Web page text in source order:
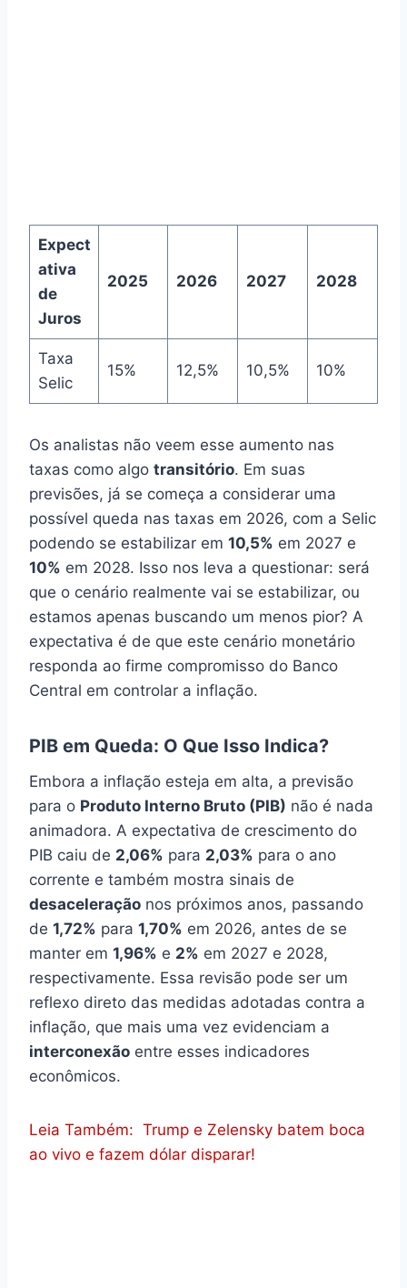
Expect
ativa
de
Juros
2025 2026 2027 2028
Taxa
Selic
15% 12,5% 10,5% 10%
Os analistas não veem esse aumento nas
taxas como algo transitório. Em suas
previsões, já se começa a considerar uma
possível queda nas taxas em 2026, com a Selic
podendo se estabilizar em 10,5% em 2027 e
10% em 2028. Isso nos leva a questionar: será
que o cenário realmente vai se estabilizar, ou
estamos apenas buscando um menos pior? A
expectativa é de que este cenário monetário
responda ao firme compromisso do Banco
Central em controlar a inflação.
PIB em Queda: O Que Isso Indica?
Embora a inflação esteja em alta, a previsão
para o Produto Interno Bruto (PIB) não é nada
animadora. A expectativa de crescimento do
PIB caiu de 2,06% para 2,03% para o ano
corrente e também mostra sinais de
desaceleração nos próximos anos, passando
de 1,72% para 1,70% em 2026, antes de se
manter em 1,96% e 2% em 2027 e 2028,
respectivamente. Essa revisão pode ser um
reflexo direto das medidas adotadas contra a
inflação, que mais uma vez evidenciam a
interconexão entre esses indicadores
econômicos.
Leia Também: Trump e Zelensky batem boca
ao vivo e fazem dólar disparar!